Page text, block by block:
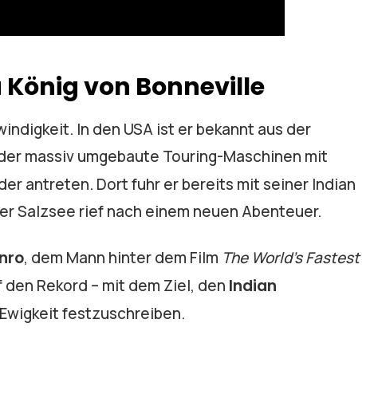
von Bonneville
In den USA ist er bekannt aus der
massiv umgebaute Touring-Maschinen mit
antreten. Dort fuhr er bereits mit seiner Indian
Salzsee rief nach einem neuen Abenteuer.
, dem Mann hinter dem Film The World’s Fastest
Rekord – mit dem Ziel, den Indian
festzuschreiben.